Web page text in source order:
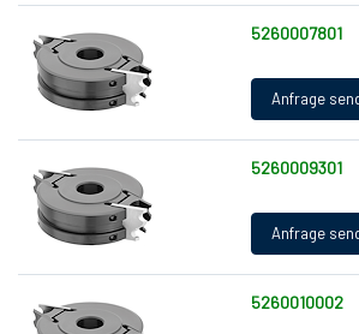
Zähnezahl (Z)
Nutzlänge (NL) [mm]
5260007801
5260009301
5260010002